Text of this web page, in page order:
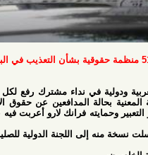
في نداء مشترك رفع لكل من مقرر
المدافعين عن حقوق الإنسان
فرانك لارو أعربت فيه عن قلقها
اللجنة الدولية للصليب الأحمر: